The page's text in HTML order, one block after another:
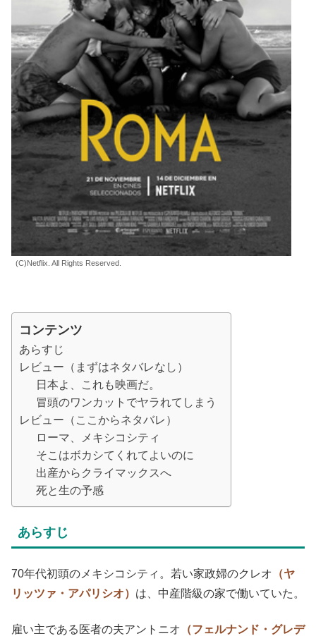
(C)Netflix. All Rights Reserved.
コンテンツ
あらすじ
レビュー（まずはネタバレなし）
日本よ、これも映画だ。
冒頭のワンカットでヤラれてしまう
レビュー（ここからネタバレ）
ローマ、メキシコシティ
そこはボカシてくれてよいのに
出産からクライマックスへ
死と生の予感
あらすじ
70年代初頭のメキシコシティ。若い家政婦のクレオ （ヤ
リッツァ・アパリシオ） は、中産階級の家で働いていた。
雇い主である医者の夫アントニオ （フェルナンド・グレデ